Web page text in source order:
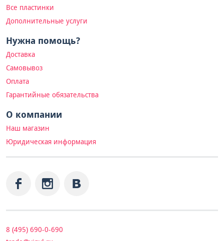
Все пластинки
Дополнительные услуги
Нужна помощь?
Доставка
Самовывоз
Оплата
Гарантийные обязательства
О компании
Наш магазин
Юридическая информация
8 (495) 690-0-690